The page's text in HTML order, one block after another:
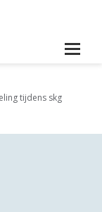
tijdens skg